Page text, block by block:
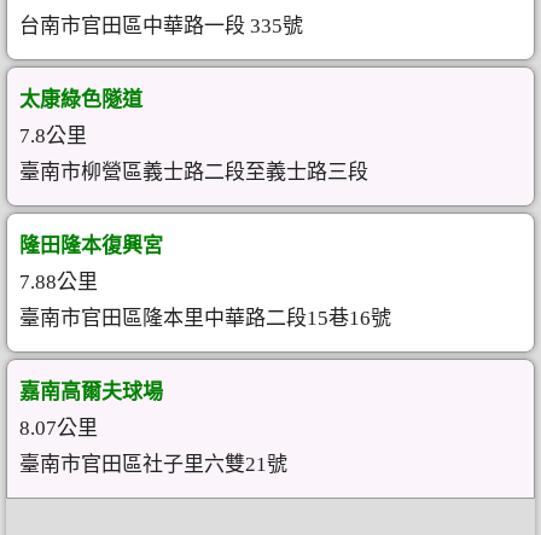
台南市官田區中華路一段 335號
太康綠色隧道
7.8公里
臺南市柳營區義士路二段至義士路三段
隆田隆本復興宮
7.88公里
臺南市官田區隆本里中華路二段15巷16號
嘉南高爾夫球場
8.07公里
臺南市官田區社子里六雙21號